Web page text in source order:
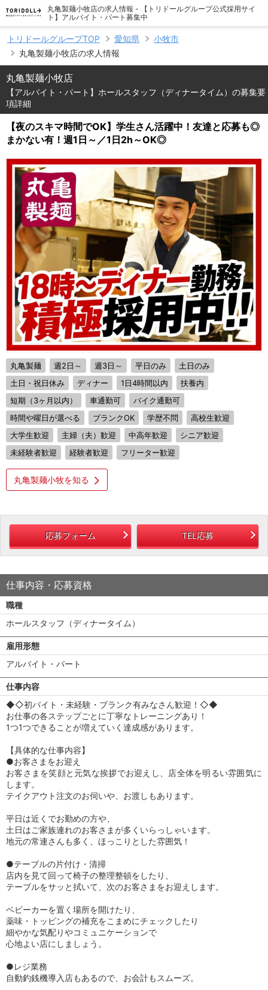
丸亀製麺小牧店の求人情報 - 【トリドールグループ公式採用サイ
ト】アルバイト・パート募集中
トリドールグループTOP 愛知県
小牧市
丸亀製麺小牧店の求人情報
丸亀製麺小牧店
【アルバイト・パート】ホールスタッフ（ディナータイム）の募集要
項詳細
【夜のスキマ時間でOK】学生さん活躍中！友達と応募も◎
まかない有！週1日～／1日2h～OK◎
丸亀製麺 週2日～ 週3日～ 平日のみ
土日のみ
土日・祝日休み
ディナー 1日4時間以内
扶養内
短期（3ヶ月以内）
車通勤可
バイク通勤可
時間や曜日が選べる
ブランクOK 学歴不問
高校生歓迎
大学生歓迎
主婦（夫）歓迎 中高年歓迎
シニア歓迎
未経験者歓迎
経験者歓迎 フリーター歓迎
丸亀製麺小牧を知る
応募フォーム TEL応募
仕事内容・応募資格
職種
ホールスタッフ（ディナータイム）
雇用形態
アルバイト・パート
仕事内容
◆◇初バイト・未経験・ブランク有みなさん歓迎！◇◆
お仕事の各ステップごとに丁寧なトレーニングあり！
1つ1つできることが増えていく達成感があります。
【具体的な仕事内容】
●お客さまをお迎え
お客さまを笑顔と元気な挨拶でお迎えし、店全体を明るい雰囲気に
します。
テイクアウト注文のお伺いや、お渡しもあります。
平日は近くでお勤めの方や、
土日はご家族連れのお客さまが多くいらっしゃいます。
地元の常連さんも多く、ほっこりとした雰囲気！
●テーブルの片付け・清掃
店内を見て回って椅子の整理整頓をしたり、
テーブルをサッと拭いて、次のお客さまをお迎えします。
ベビーカーを置く場所を開けたり、
薬味・トッピングの補充をこまめにチェックしたり
細やかな気配りやコミュニケーションで
心地よい店にしましょう。
●レジ業務
自動釣銭機導入店もあるので、お会計もスムーズ。